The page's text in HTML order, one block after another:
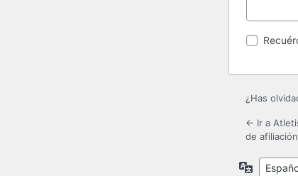
¿Has
← Ir a
de afiliación
Idioma